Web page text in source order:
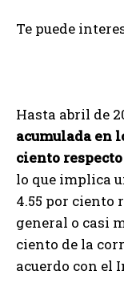
Te puede
Hasta abril de
acumulada en
ciento
lo que implica
4.55 por ciento
general o casi
ciento de la
acuerdo con el